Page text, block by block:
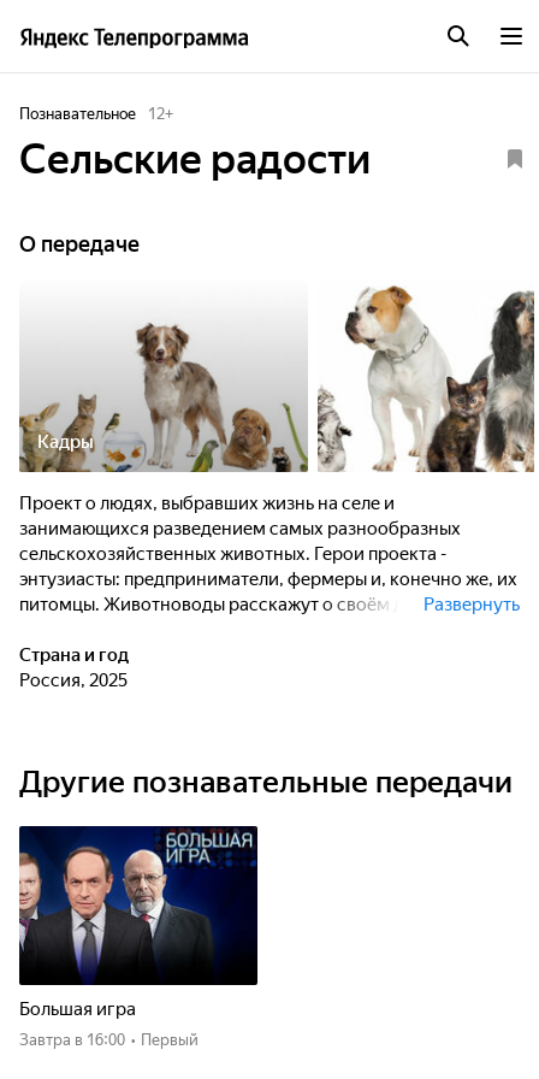
Познавательное 12+
Сельские радости
О передаче
Кадры
Проект о людях, выбравших жизнь на селе и
занимающихся разведением самых разнообразных
сельскохозяйственных животных. Герои проекта -
энтузиасты: предприниматели, фермеры и, конечно же, их
питомцы. Животноводы расскажут о своём деле, о том,
зрителей со своими питомцами. Они поделятся опытом
разведения сельскохозяйственных животных и дадут
Развернуть
Страна и год
Россия, 2025
Другие познавательные передачи
Большая игра
Завтра в 16:00 • Первый